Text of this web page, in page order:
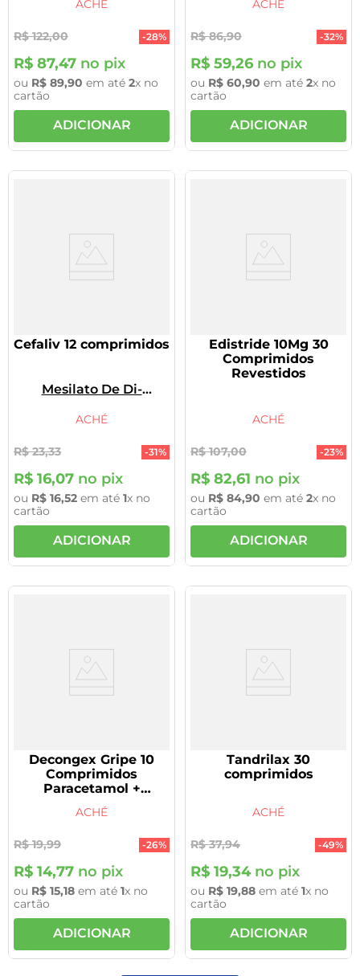
ACHÉ
R$ 122,00 -28%
R$ 87,47 no pix
ou R$ 89,90 em até 2x no
cartão
ADICIONAR
ACHÉ
R$ 86,90 -32%
R$ 59,26 no pix
ou R$ 60,90 em até 2x no
cartão
ADICIONAR
Cefaliv 12 comprimidos
Mesilato De Di-
Cafeína,
ACHÉ
R$ 23,33 -31%
R$ 16,07 no pix
ou R$ 16,52 em até 1x no
cartão
ADICIONAR
Edistride 10Mg 30
Comprimidos
Revestidos
ACHÉ
R$ 107,00 -23%
R$ 82,61 no pix
ou R$ 84,90 em até 2x no
cartão
ADICIONAR
Decongex Gripe 10
Comprimidos
Paracetamol +
Fenilefrina +
Clorfenamina
ACHÉ
R$ 19,99 -26%
R$ 14,77 no pix
ou R$ 15,18 em até 1x no
cartão
ADICIONAR
Tandrilax 30
comprimidos
ACHÉ
R$ 37,94 -49%
R$ 19,34no pix
ou R$ 19,88 em até 1x no
cartão
ADICIONAR